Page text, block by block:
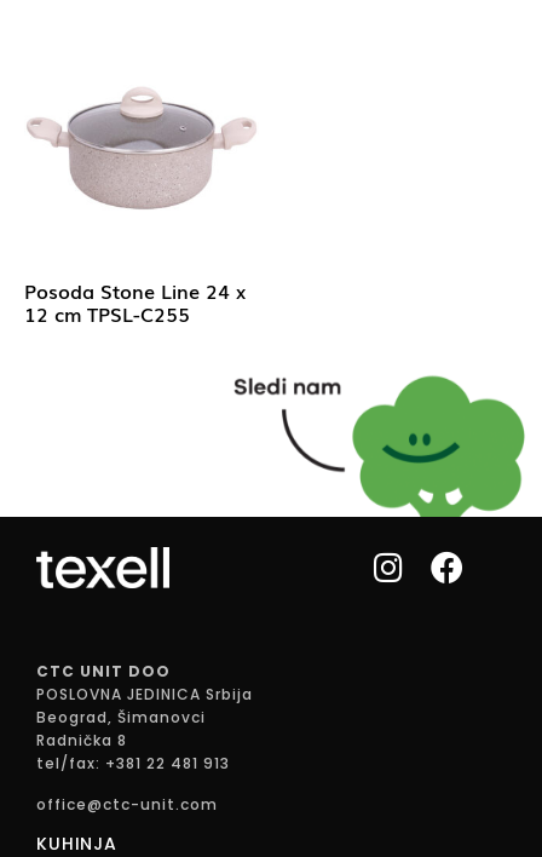
Posoda Stone Line 24 x
12 cm TPSL-C255
CTC UNIT DOO
POSLOVNA JEDINICA Srbija
Beograd, Šimanovci
Radnička 8
tel/fax: +381 22 481 913
office@ctc-unit.com
KUHINJA